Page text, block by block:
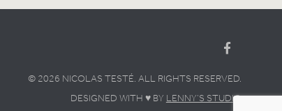
© 2026 NICOLAS TESTÉ. ALL RIGHTS RESERVED.
DESIGNED WITH ♥ BY LENNY’S STUDIO